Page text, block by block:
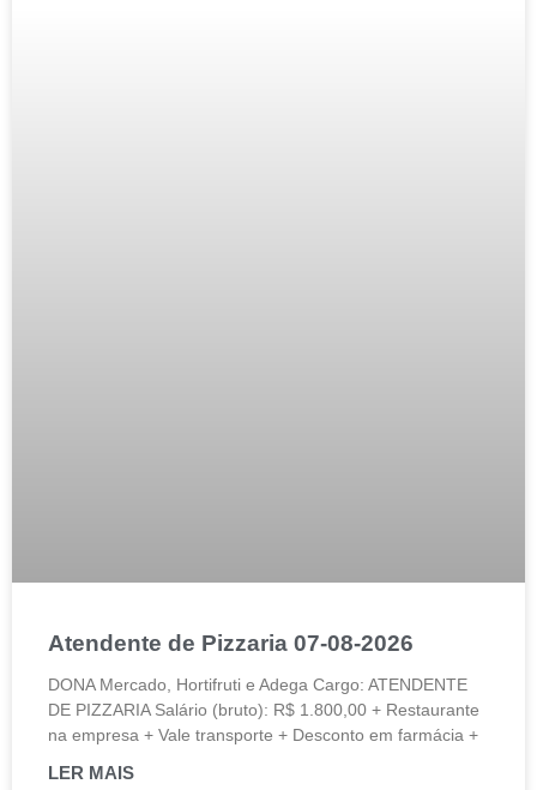
Atendente de Pizzaria 07-08-2026
DONA Mercado, Hortifruti e Adega Cargo: ATENDENTE
DE PIZZARIA Salário (bruto): R$ 1.800,00 + Restaurante
na empresa + Vale transporte + Desconto em farmácia +
LER MAIS